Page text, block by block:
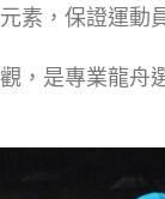
素，保證運動
，是專業龍舟